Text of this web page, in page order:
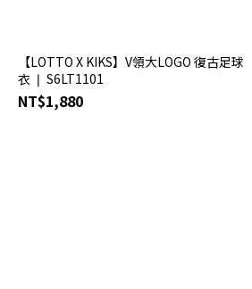
【LOTTO X KIKS】V領大LOGO 復古足球
衣 ❘ S6LT1101
NT$1,880